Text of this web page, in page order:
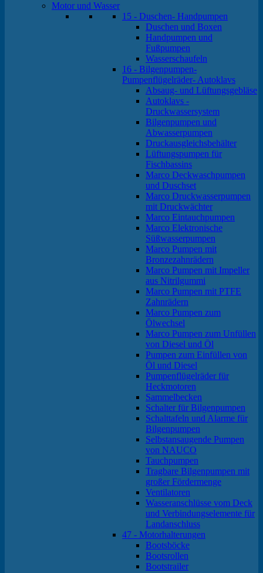
Motor und Wasser
15 - Duschen- Handpumpen
Duschen und Boxen
Handpumpen und
Fußpumpen
Wasserschaufeln
16 - Bilgenpumpen-
Pumpenflügelräder- Autoklavs
Absaug- und Lüftungsgebläse
Autoklavs -
Druckwassersystem
Bilgenpumpen und
Abwasserpumpen
Druckausgleichsbehälter
Lüftungspumpen für
Fischbassins
Marco Deckwaschpumpen
und Duschset
Marco Druckwasserpumpen
mit Druckwächter
Marco Eintauchpumpen
Marco Elektronische
Süßwasserpumpen
Marco Pumpen mit
Bronzezahnrädern
Marco Pumpen mit Impeller
aus Nitrilgummi
Marco Pumpen mit PTFE
Zahnrädern
Marco Pumpen zum
Ölwechsel
Marco Pumpen zum Unfüllen
von Diesel und Öl
Pumpen zum Einfüllen von
Öl und Diesel
Pumpenflügelräder für
Heckmotoren
Sammelbecken
Schalter für Bilgenpumpen
Schalttafeln und Alarme für
Bilgenpumpen
Selbstansaugende Pumpen
von NAUCO
Tauchpumpen
Tragbare Bilgenpumpen mit
großer Fördermenge
Ventilatoren
Wasseranschlüsse vom Deck
und Verbindungselemente für
Landanschluss
47 - Motorhalterungen
Bootsböcke
Bootsrollen
Bootstrailer